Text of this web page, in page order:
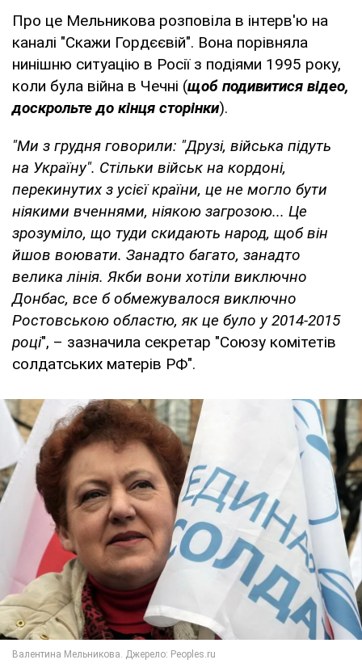
Про це Мельникова розповіла в інтерв'ю на
каналі "Скажи Гордєєвій". Вона порівняла
нинішню ситуацію в Росії з подіями 1995 року,
коли була війна в Чечні (щоб подивитися відео,
доскрольте до кінця сторінки).
"Ми з грудня говорили: "Друзі, війська підуть
на Україну". Стільки військ на кордоні,
перекинутих з усієї країни, це не могло бути
ніякими вченнями, ніякою загрозою... Це
зрозуміло, що туди скидають народ, щоб він
йшов воювати. Занадто багато, занадто
велика лінія. Якби вони хотіли виключно
Донбас, все б обмежувалося виключно
Ростовською областю, як це було у 2014-2015
році", – зазначила секретар "Союзу комітетів
солдатських матерів РФ".